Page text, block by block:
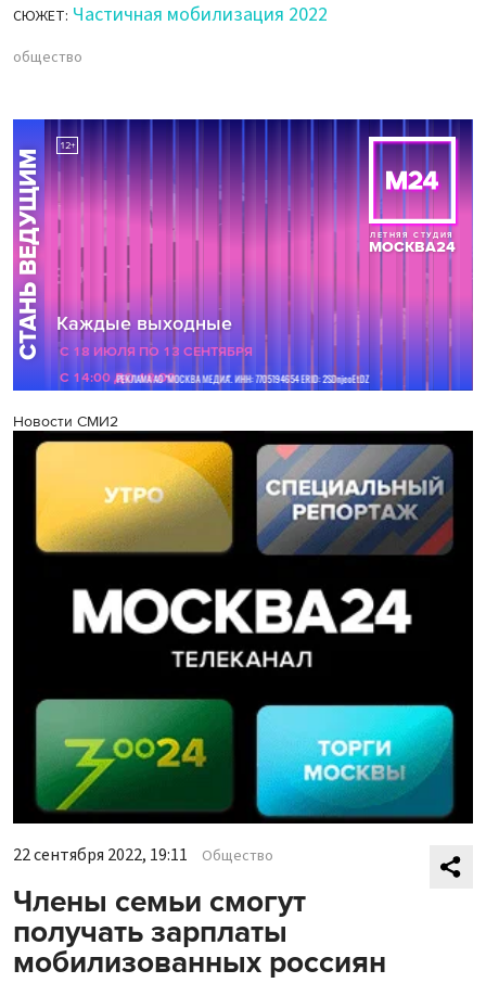
СЮЖЕТ: Частичная мобилизация 2022
общество
Новости СМИ2
22 сентября 2022, 19:11 Общество
Члены семьи смогут
получать зарплаты
мобилизованных россиян